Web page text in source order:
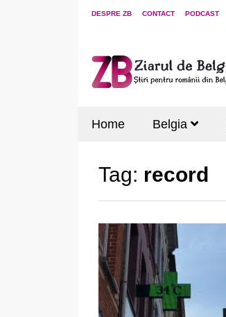
DESPRE ZB CONTACT PODCAST
Home Belgia
Tag: record